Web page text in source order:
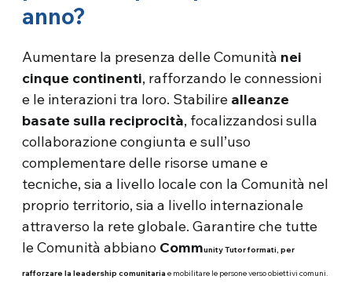
anno?
Aumentare la presenza delle Comunità nei
cinque continenti, rafforzando le connessioni
e le interazioni tra loro. Stabilire alleanze
basate sulla reciprocità, focalizzandosi sulla
collaborazione congiunta e sull’uso
complementare delle risorse umane e
tecniche, sia a livello locale con la Comunità nel
proprio territorio, sia a livello internazionale
attraverso la rete globale. Garantire che tutte
le Comunità abbiano Community Tutor formati, per
rafforzare la leadership comunitaria e mobilitare le persone verso obiettivi comuni.